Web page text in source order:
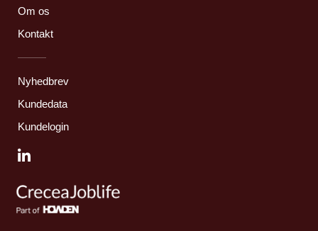
Om os
Kontakt
Nyhedbrev
Kundedata
Kundelogin